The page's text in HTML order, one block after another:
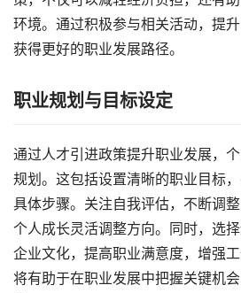
环境。通过积极参与相关活动，提
获得更好的职业发展路径。
职业规划与目标设定
通过人才引进政策提升职业发展，
规划。这包括设置清晰的职业目标
具体步骤。关注自我评估，不断调
个人成长灵活调整方向。同时，选
企业文化，提高职业满意度，增强
将有助于在职业发展中把握关键机